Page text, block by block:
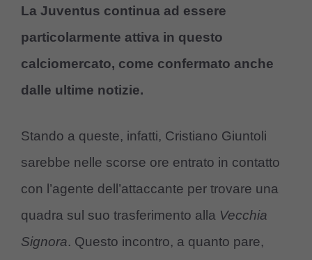
La Juventus continua ad essere
particolarmente attiva in questo
calciomercato, come confermato anche
dalle ultime notizie.
Stando a queste, infatti, Cristiano Giuntoli
sarebbe nelle scorse ore entrato in contatto
con l’agente dell’attaccante per trovare una
quadra sul suo trasferimento alla Vecchia
Signora. Questo incontro, a quanto pare,